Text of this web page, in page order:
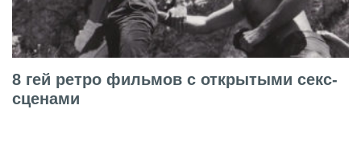
8 гей ретро фильмов с открытыми секс-
сценами